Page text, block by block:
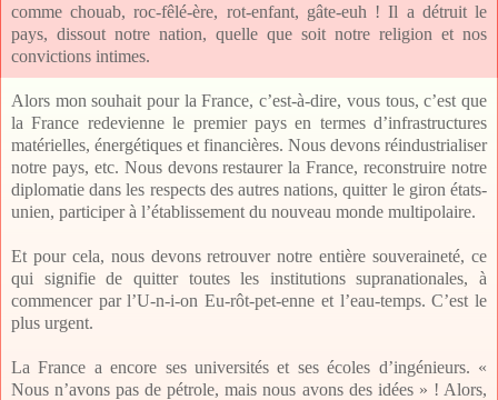
comme chouab, roc-fêlé-ère, rot-enfant, gâte-euh ! Il a détruit le
pays, dissout notre nation, quelle que soit notre religion et nos
convictions intimes.
Alors mon souhait pour la France, c’est-à-dire, vous tous, c’est que
la France redevienne le premier pays en termes d’infrastructures
matérielles, énergétiques et financières. Nous devons réindustrialiser
notre pays, etc. Nous devons restaurer la France, reconstruire notre
diplomatie dans les respects des autres nations, quitter le giron états-
unien, participer à l’établissement du nouveau monde multipolaire.
Et pour cela, nous devons retrouver notre entière souveraineté, ce
qui signifie de quitter toutes les institutions supranationales, à
commencer par l’U-n-i-on Eu-rôt-pet-enne et l’eau-temps. C’est le
plus urgent.
La France a encore ses universités et ses écoles d’ingénieurs. «
Nous n’avons pas de pétrole, mais nous avons des idées » ! Alors,